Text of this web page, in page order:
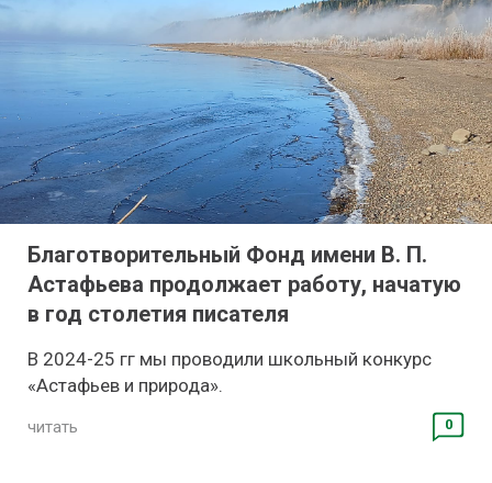
Благотворительный Фонд имени В. П.
Астафьева продолжает работу, начатую
в год столетия писателя
В 2024-25 гг мы проводили школьный конкурс
«Астафьев и природа».
читать 0